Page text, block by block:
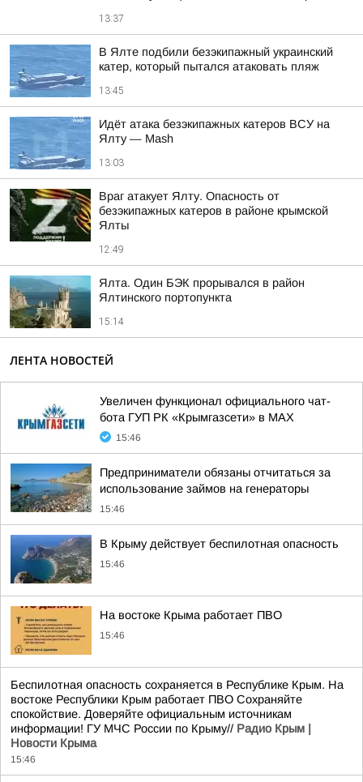
13:37
В Ялте подбили безэкипажный украинский
катер, который пытался атаковать пляж
13:45
Идёт атака безэкипажных катеров ВСУ на
Ялту — Mash
13:03
Враг атакует Ялту. Опасность от
безэкипажных катеров в районе крымской
Ялты
12:49
Ялта. Один БЭК прорывался в район
Ялтинского портопункта
15:14
ЛЕНТА НОВОСТЕЙ
Увеличен функционал официального чат-
бота ГУП РК «Крымгазсети» в МАХ
15:46
Предприниматели обязаны отчитаться за
использование займов на генераторы
15:46
В Крыму действует беспилотная опасность
15:46
На востоке Крыма работает ПВО
15:46
Беспилотная опасность сохраняется в Республике Крым. На
востоке Республики Крым работает ПВО Сохраняйте
спокойствие. Доверяйте официальным источникам
информации! ГУ МЧС России по Крыму// Радио Крым |
Новости Крыма
15:46